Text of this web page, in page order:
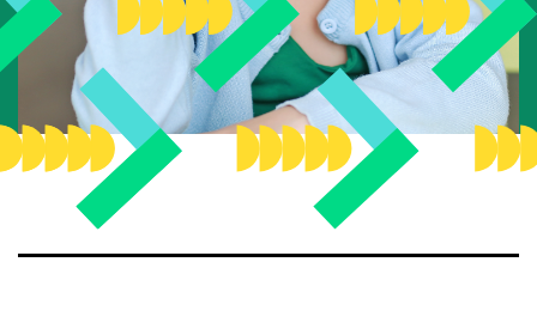
Conseil d’administration
Comité scientifique
Cercle de la relève
Rapports annuels
Reconnaissance de nos bénévoles
Partenaires
Nouvelles